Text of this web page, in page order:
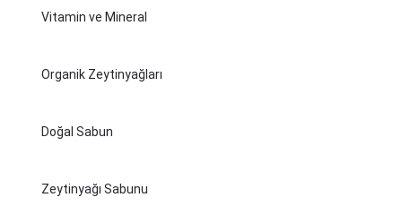
Vitamin ve Mineral
Organik Zeytinyağları
Doğal Sabun
Zeytinyağı Sabunu